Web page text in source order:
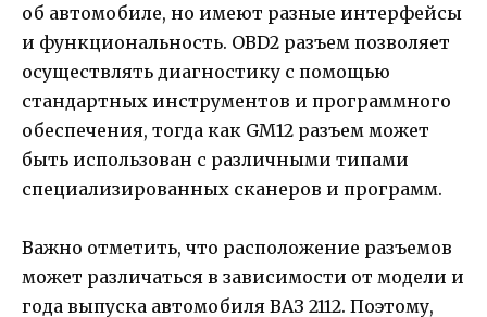
об автомобиле, но имеют разные интерфейсы
и функциональность. OBD2 разъем позволяет
осуществлять диагностику с помощью
стандартных инструментов и программного
обеспечения, тогда как GM12 разъем может
быть использован с различными типами
специализированных сканеров и программ.
Важно отметить, что расположение разъемов
может различаться в зависимости от модели и
года выпуска автомобиля ВАЗ 2112. Поэтому,